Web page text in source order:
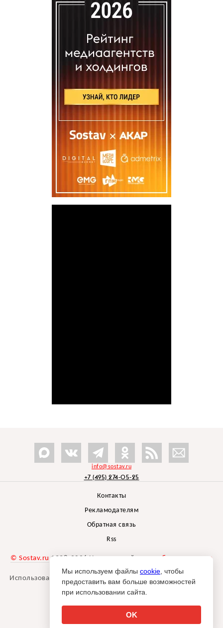
info@sostav.ru
+7 (495) 274-05-25
Контакты
Рекламодателям
Обратная связь
Rss
© Sostav.ru 1998-2026 Независимый проектбрендингового
агентства Depot
Использование материалов Sostav.ru допустимо только при
указании источника.
Мы используем файлы cookie , чтобы
предоставить вам больше возможностей
при использовании сайта.
OK